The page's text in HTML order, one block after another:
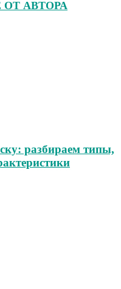
АВТОРА
разбираем типы,